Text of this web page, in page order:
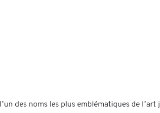
des noms les plus emblématiques de